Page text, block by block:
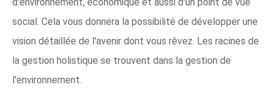
social. Cela vous donnera la possibilité de développer une
vision détaillée de l'avenir dont vous rêvez. Les racines de
la gestion holistique se trouvent dans la gestion de
l'environnement.